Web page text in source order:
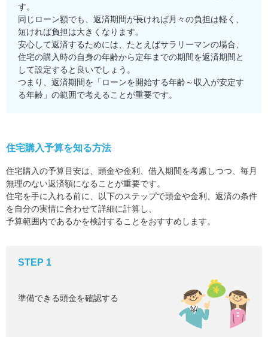
す。
同じローン額でも、返済期間が長ければ月々の負担は軽く、
短ければ負担は大きくなります。
安心して返済するためには、たとえばサラリーマンの場合、
住宅の購入時の自身の年齢から定年までの期間を返済期間と
して設定すると良いでしょう。
つまり、返済期間を「ローンを開始する年齢～収入が安定す
る年齢」の範囲で考えることが重要です。
住宅購入予算を知る方法
住宅購入の予算目安は、頭金や金利、借入期間を考慮しつつ、毎月
無理のない返済額になることが重要です。
住宅を手に入れる前に、以下のステップで頭金や金利、返済の条件
を自分の実情に合わせて詳細に計算し、
予算範囲内であるかを検討することをおすすめします。
STEP 1
準備できる頭金を確認する